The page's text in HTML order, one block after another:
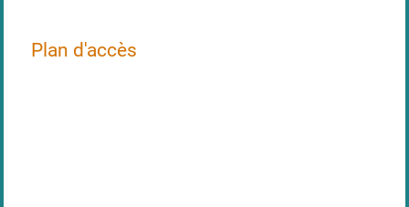
Plan d'accès